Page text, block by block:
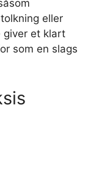
eller
giver et klart
som en slags